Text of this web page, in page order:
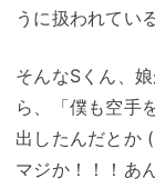
うに扱われてい
そんなSくん、
ら、「僕も空手
出したんだとか
マジか！！！あ